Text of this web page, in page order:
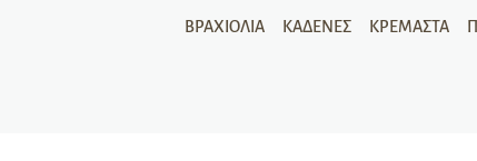
ΒΡΑΧΙΌΛΙΑ ΚΑΔΈΝΕΣ ΚΡΕΜΑΣΤΆ